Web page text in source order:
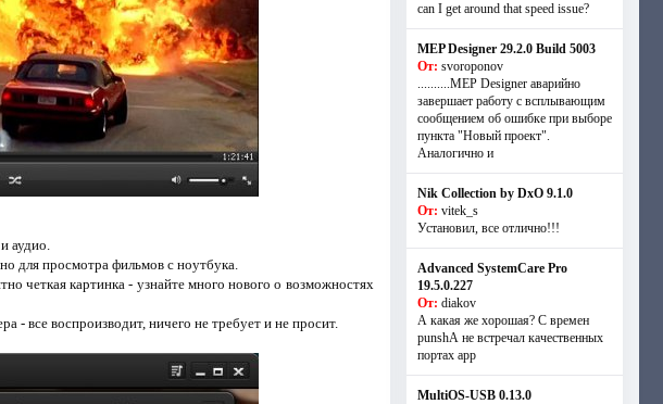
аудио.
для просмотра фильмов с ноутбука.
четкая картинка - узнайте много нового о возможностях
- все воспроизводит, ничего не требует и не просит.
can I get around that speed issue?
MEP Designer 29.2.0 Build 5003
От: svoroponov
..........MEP Designer аварийно
завершает работу с всплывающим
сообщением об ошибке при выборе
пункта "Новый проект".
Аналогично и
Nik Collection by DxO 9.1.0
От: vitek_s
Установил, все отлично!!!
Advanced SystemCare Pro
19.5.0.227
От: diakov
А какая же хорошая? С времен
punshА не встречал качественных
портах app
MultiOS-USB 0.13.0